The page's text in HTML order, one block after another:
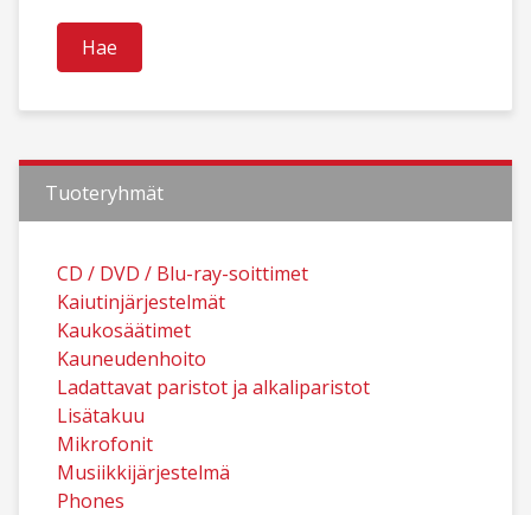
Tuoteryhmät
CD / DVD / Blu-ray-soittimet
Kaiutinjärjestelmät
Kaukosäätimet
Kauneudenhoito
Ladattavat paristot ja alkaliparistot
Lisätakuu
Mikrofonit
Musiikkijärjestelmä
Phones